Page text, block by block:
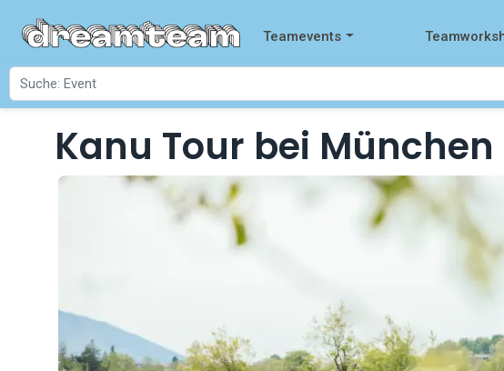
Teamevents
Startseite Events Kanu Tour bei München
Kanu Tour bei München